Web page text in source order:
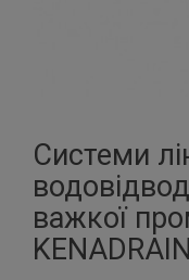
Системи
важкої